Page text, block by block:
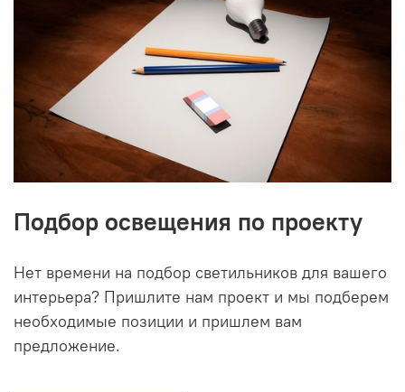
Подбор освещения по проекту
Нет времени на подбор светильников для вашего
интерьера? Пришлите нам проект и мы подберем
необходимые позиции и пришлем вам
предложение.